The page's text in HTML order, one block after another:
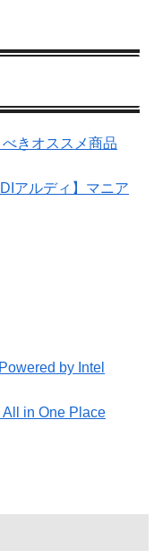
きオススメ商品
アルディ】マニア
by Intel
in One Place